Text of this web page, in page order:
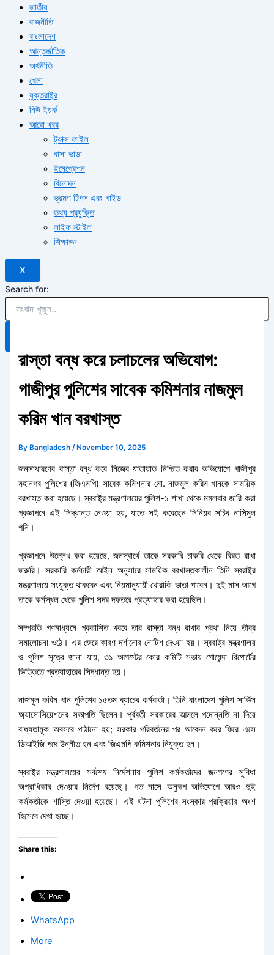
জাতীয়
রাজনীতি
বাংলাদেশ
আন্তর্জাতিক
অর্থনীতি
খেলা
যুক্তরাষ্ট্র
নিউ ইয়র্ক
আরো খবর
ট্যাক্স ফাইল
বাসা ভাড়া
ইমেগ্রেশন
বিনোদন
ভ্রমণ টিপস এবং গাইড
তথ্য প্রযুক্তি
লাইফ স্টাইল
শিক্ষাঙ্গন
X
Search for:
রাস্তা বন্ধ করে চলাচলের অভিযোগ:
গাজীপুর পুলিশের সাবেক কমিশনার নাজমুল
করিম খান বরখাস্ত
ByBangladesh/November 10, 2025
জনসাধারণের রাস্তা বন্ধ করে নিজের যাতায়াত নিশ্চিত করার অভিযোগে গাজীপুর
মহানগর পুলিশের (জিএমপি) সাবেক কমিশনার মো. নাজমুল করিম খানকে সাময়িক
বরখাস্ত করা হয়েছে। স্বরাষ্ট্র মন্ত্রণালয়ের পুলিশ-১ শাখা থেকে মঙ্গলবার জারি করা
প্রজ্ঞাপনে এই সিদ্ধান্ত নেওয়া হয়, যাতে সই করেছেন সিনিয়র সচিব নাসিমুল
গনি।
প্রজ্ঞাপনে উল্লেখ করা হয়েছে, জনস্বার্থে তাকে সরকারি চাকরি থেকে বিরত রাখা
জরুরি। সরকারি কর্মচারী আইন অনুসারে সাময়িক বরখাস্তকালীন তিনি স্বরাষ্ট্র
মন্ত্রণালয়ে সংযুক্ত থাকবেন এবং নিয়মানুযায়ী খোরাকি ভাতা পাবেন। দুই মাস আগে
তাকে কর্মস্থল থেকে পুলিশ সদর দফতরে প্রত্যাহার করা হয়েছিল।
সম্প্রতি গণমাধ্যমে প্রকাশিত খবরে তার রাস্তা বন্ধ রাখার প্রথা নিয়ে তীব্র
সমালোচনা ওঠে। এর জেরে কারণ দর্শানোর নোটিশ দেওয়া হয়। স্বরাষ্ট্র মন্ত্রণালয়
ও পুলিশ সূত্রে জানা যায়, ৩১ আগস্টের কোর কমিটি সভায় গোয়েন্দা রিপোর্টের
ভিত্তিতে প্রত্যাহারের সিদ্ধান্ত হয়।
নাজমুল করিম খান পুলিশের ১৫তম ব্যাচের কর্মকর্তা। তিনি বাংলাদেশ পুলিশ সার্ভিস
অ্যাসোসিয়েশনের সভাপতি ছিলেন। পূর্ববর্তী সরকারের আমলে পদোন্নতি না দিয়ে
বাধ্যতামূক অবসরে পাঠানো হয়; সরকার পরিবর্তনের পর আবেদন করে ফিরে এসে
ডিআইজি পদে উন্নীত হন এবং জিএমপি কমিশনার নিযুক্ত হন।
স্বরাষ্ট্র মন্ত্রণালয়ের সর্বশেষ নির্দেশনায় পুলিশ কর্মকর্তাদের জনগণের সুবিধা
অগ্রাধিকার দেওয়ার নির্দেশ রয়েছে। গত মাসে অনুরূপ অভিযোগে আরও দুই
কর্মকর্তাকে শাস্তি দেওয়া হয়েছে। এই ঘটনা পুলিশের সংস্কার প্রক্রিয়ার অংশ
হিসেবে দেখা হচ্ছে।
Share this:
WhatsApp
More